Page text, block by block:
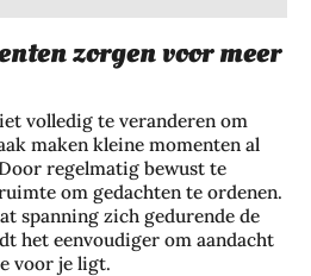
zorgen voor meer
volledig te veranderen om
maken kleine momenten al
regelmatig bewust te
om gedachten te ordenen.
spanning zich gedurende de
het eenvoudiger om aandacht
voor je ligt.